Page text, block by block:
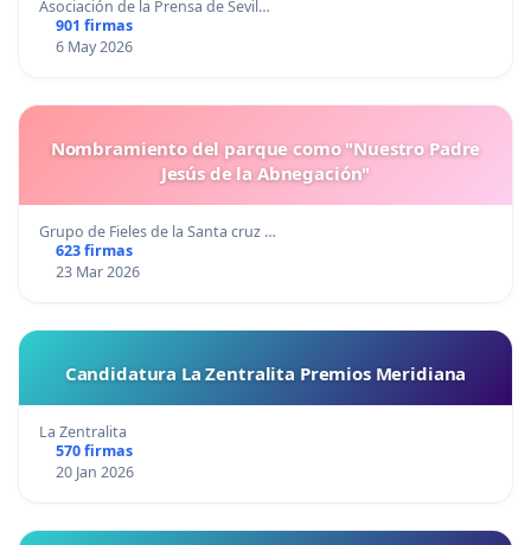
Asociación de la Prensa de Sevil…
901 firmas
6 May 2026
Nombramiento del parque como "Nuestro Padre
Jesús de la Abnegación"
Grupo de Fieles de la Santa cruz …
623 firmas
23 Mar 2026
Candidatura La Zentralita Premios Meridiana
La Zentralita
570 firmas
20 Jan 2026